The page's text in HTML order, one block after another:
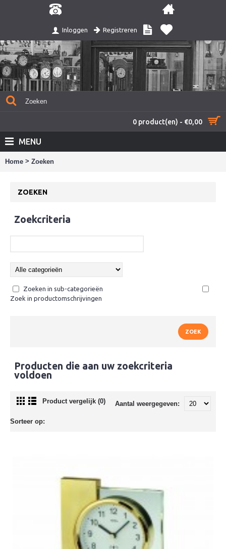
Inloggen Registreren
0 product(en) - €0,00
MENU
Home > Zoeken
ZOEKEN
Zoekcriteria
Zoeken in sub-categorieën
Zoek in productomschrijvingen
Producten die aan uw zoekcriteria
voldoen
Product vergelijk (0) Aantal weergegeven:
Sorteer op: